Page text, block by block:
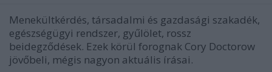
Menekültkérdés, társadalmi és gazdasági szakadék,
egészségügyi rendszer, gyűlölet, rossz
beidegződések. Ezek körül forognak Cory Doctorow
jövőbeli, mégis nagyon aktuális írásai.